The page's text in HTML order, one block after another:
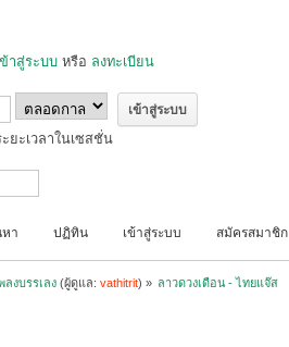
ข้าสู่ระบบ หรือ ลงทะเบียน
ยะเวลาในเซสชั่น
า ปฏิทิน เข้าสู่ระบบ สมัครสมาชิก
ลงบรรเลง(ผู้ดูแล: vathitrit) » ลาวดวงเดือน - ไทยแจ๊ส